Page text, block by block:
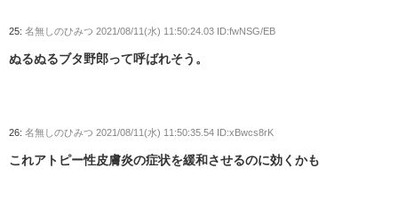
25: 名無しのひみつ 2021/08/11(水) 11:50:24.03 ID:fwNSG/EB
ぬるぬるブタ野郎って呼ばれそう。
26: 名無しのひみつ 2021/08/11(水) 11:50:35.54 ID:xBwcs8rK
これアトピー性皮膚炎の症状を緩和させるのに効くかも